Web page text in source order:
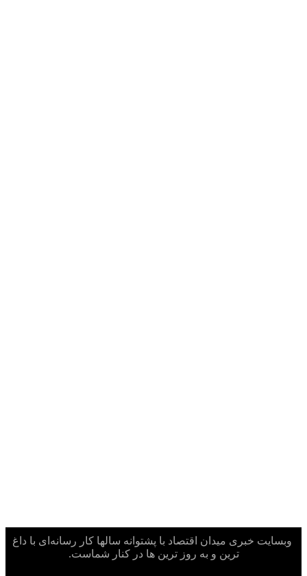
وبسایت خبری میدان اقتصاد با پشتوانه سالها کار رسانه‌ای با داغ
ترین و به روز ترین ها در کنار شماست.